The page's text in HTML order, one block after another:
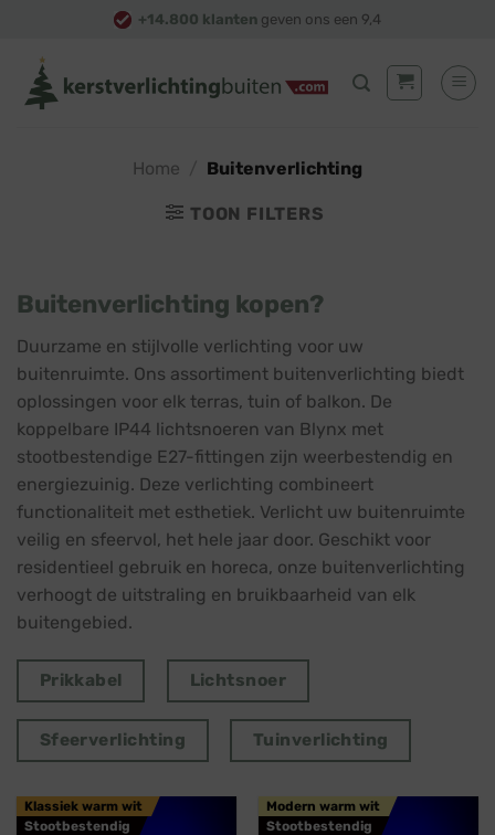
content
+14.800 klanten geven ons een 9,4
Home Buitenverlichting
TOON FILTERS
Buitenverlichting kopen?
Duurzame en stijlvolle verlichting voor uw
buitenruimte. Ons assortiment buitenverlichting biedt
oplossingen voor elk terras, tuin of balkon. De
koppelbare IP44 lichtsnoeren van Blynx met
stootbestendige E27-fittingen zijn weerbestendig en
energiezuinig. Deze verlichting combineert
functionaliteit met esthetiek. Verlicht uw buitenruimte
veilig en sfeervol, het hele jaar door. Geschikt voor
residentieel gebruik en horeca, onze buitenverlichting
verhoogt de uitstraling en bruikbaarheid van elk
buitengebied.
Prikkabel Lichtsnoer
Sfeerverlichting Tuinverlichting
Klassiek warm wit
Stootbestendig
Modern warm wit
Stootbestendig